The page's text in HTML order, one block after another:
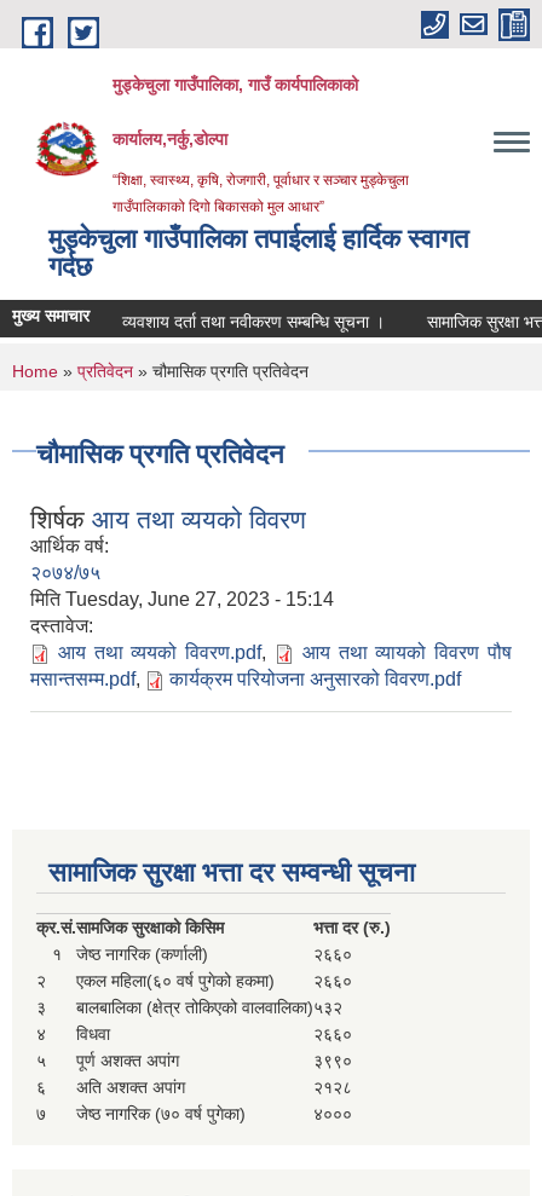
Skip to main content
मुड्केचुला गाउँपालिका, गाउँ कार्यपालिकाको
कार्यालय,नर्कु,डोल्पा
“शिक्षा, स्वास्थ्य, कृषि, रोजगारी, पूर्वाधार र सञ्चार मुड्केचुला
गाउँपालिकाको दिगो बिकासको मुल आधार”
मुड्केचुला गाउँपालिका तपाईलाई हार्दिक स्वागत
गर्दछ
मुख्य समाचारव्यवशाय दर्ता तथा नवीकरण सम्बन्धि सूचना । सामाजिक सुरक्षा भत्ता
You are here
Home » प्रतिवेदन » चौमासिक प्रगति प्रतिवेदन
चौमासिक प्रगति प्रतिवेदन
शिर्षक आय तथा व्ययको विवरण
आर्थिक वर्ष:
२०७४/७५
मिति Tuesday, June 27, 2023 - 15:14
दस्तावेज:
आय तथा व्ययको विवरण.pdf,
आय तथा व्यायको विवरण पौष
मसान्तसम्म.pdf, कार्यक्रम परियोजना अनुसारको विवरण.pdf
सामाजिक सुरक्षा भत्ता दर सम्वन्धी सूचना
क्र.सं.सामजिक सुरक्षाको किसिम
भत्ता दर (रु.)
१
जेष्ठ नागरिक (कर्णाली)
२६६०
२
एकल महिला(६० वर्ष पुगेको हकमा)
२६६०
३
बालबालिका (क्षेत्र तोकिएको वालवालिका)५३२
४
विधवा
२६६०
५
पूर्ण अशक्त अपांग
३९९०
६
अति अशक्त अपांग
२१२८
७
जेष्ठ नागरिक (७० वर्ष पुगेका) ४०००